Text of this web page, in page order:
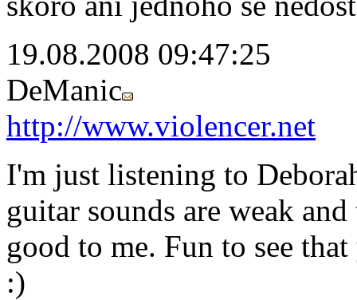
19.08.2008 09:47:25
DeManic
http://www.violencer.net
I'm just listening to
guitar sounds are weak
good to me. Fun to see
:)